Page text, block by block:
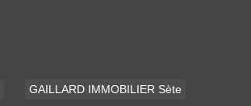
GAILLARD IMMOBILIER Sète